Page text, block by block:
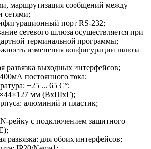
маршрутизация сообщений между
сетями;
порт RS-232;
сетевого шлюза осуществляется при
терминальной программы;
изменения конфигурации шлюза
развязка выходных интерфейсов;
постоянного тока;
−25 ... 65 С°;
мм (ВхШхГ);
алюминий и пластик;
рейку с подключением защитного
развязка: для обоих интерфейсов;